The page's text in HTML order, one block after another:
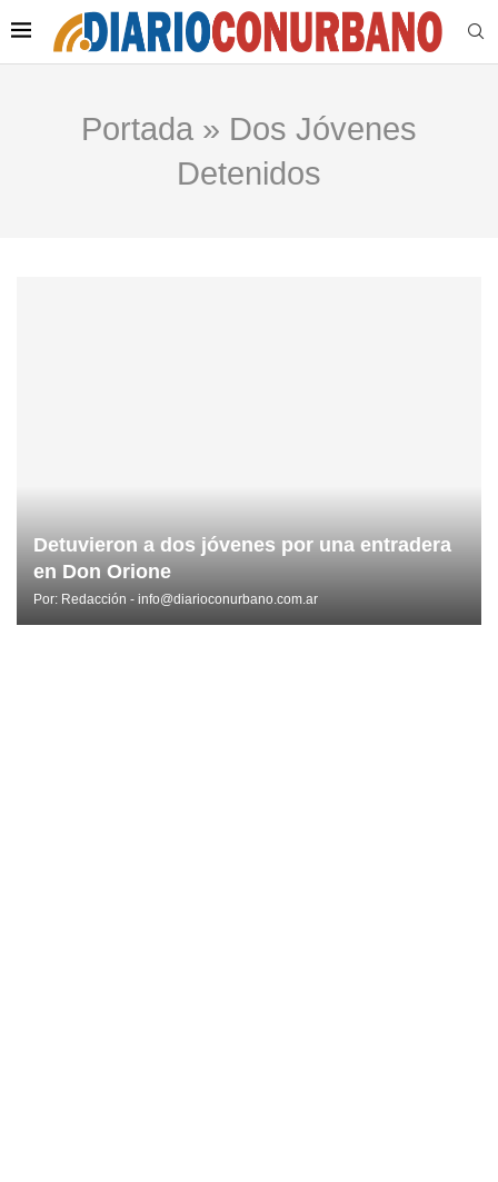
Portada » Dos Jóvenes
Detenidos
Detuvieron a dos jóvenes por una entradera
en Don Orione
Por: Redacción - info@diarioconurbano.com.ar